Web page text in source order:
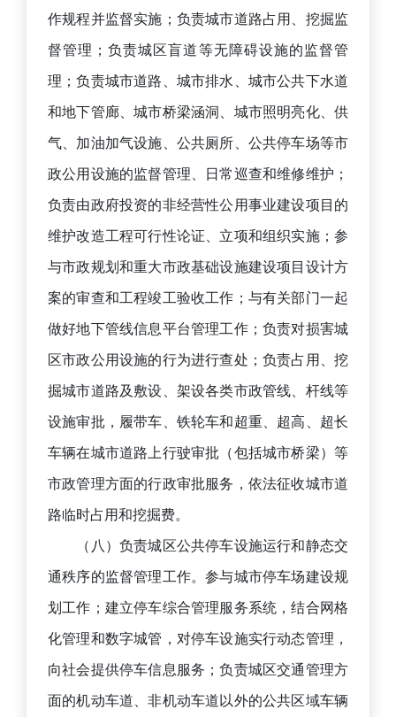
作规程并监督实施；负责城市道路占用、挖掘监
督管理；负责城区盲道等无障碍设施的监督管
理；负责城市道路、城市排水、城市公共下水道
和地下管廊、城市桥梁涵洞、城市照明亮化、供
气、加油加气设施、公共厕所、公共停车场等市
政公用设施的监督管理、日常巡查和维修维护；
负责由政府投资的非经营性公用事业建设项目的
维护改造工程可行性论证、立项和组织实施；参
与市政规划和重大市政基础设施建设项目设计方
案的审查和工程竣工验收工作；与有关部门一起
做好地下管线信息平台管理工作；负责对损害城
区市政公用设施的行为进行查处；负责占用、挖
掘城市道路及敷设、架设各类市政管线、杆线等
设施审批，履带车、铁轮车和超重、超高、超长
车辆在城市道路上行驶审批（包括城市桥梁）等
市政管理方面的行政审批服务，依法征收城市道
路临时占用和挖掘费。
（八）负责城区公共停车设施运行和静态交
通秩序的监督管理工作。参与城市停车场建设规
划工作；建立停车综合管理服务系统，结合网格
化管理和数字城管，对停车设施实行动态管理，
向社会提供停车信息服务；负责城区交通管理方
面的机动车道、非机动车道以外的公共区域车辆